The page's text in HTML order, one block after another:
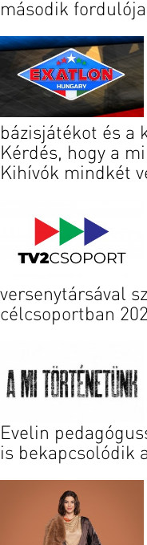
második
bázisjátékot és a
Kérdés, hogy a
Kihívók mindkét
versenytársával
célcsoportban
Evelin
is bekapcsolódik